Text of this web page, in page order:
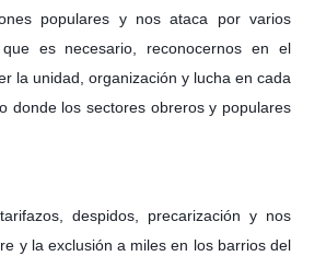
populares y nos ataca por varios
es necesario, reconocernos en el
la unidad, organización y lucha en cada
donde los sectores obreros y populares
despidos, precarización y nos
y la exclusión a miles en los barrios del